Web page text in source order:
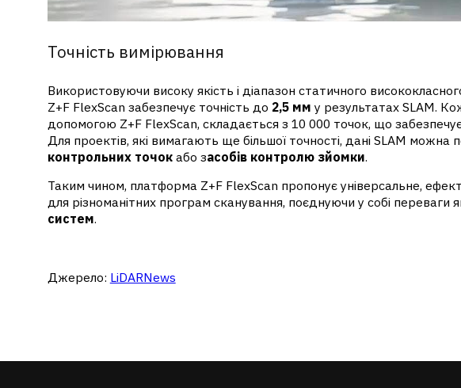
Точність вимірювання
Використовуючи високу якість і діапазон статичного
Z+F FlexScan забезпечує точність до 2,5 мм у результатах SLAM.
допомогою Z+F FlexScan, складається з 10 000 точок, що
Для проектів, які вимагають ще більшої точності, дані SLAM
контрольних точокабо засобів контролю зйомки.
Таким чином, платформа Z+F FlexScan пропонує універсальне,
для різноманітних програм сканування, поєднуючи у собі переваги
систем.
Джерело: LiDARNews